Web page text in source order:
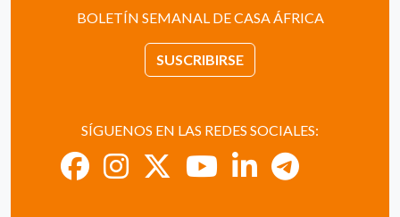
BOLETÍN SEMANAL DE CASA ÁFRICA
SUSCRIBIRSE
SÍGUENOS EN LAS REDES SOCIALES: